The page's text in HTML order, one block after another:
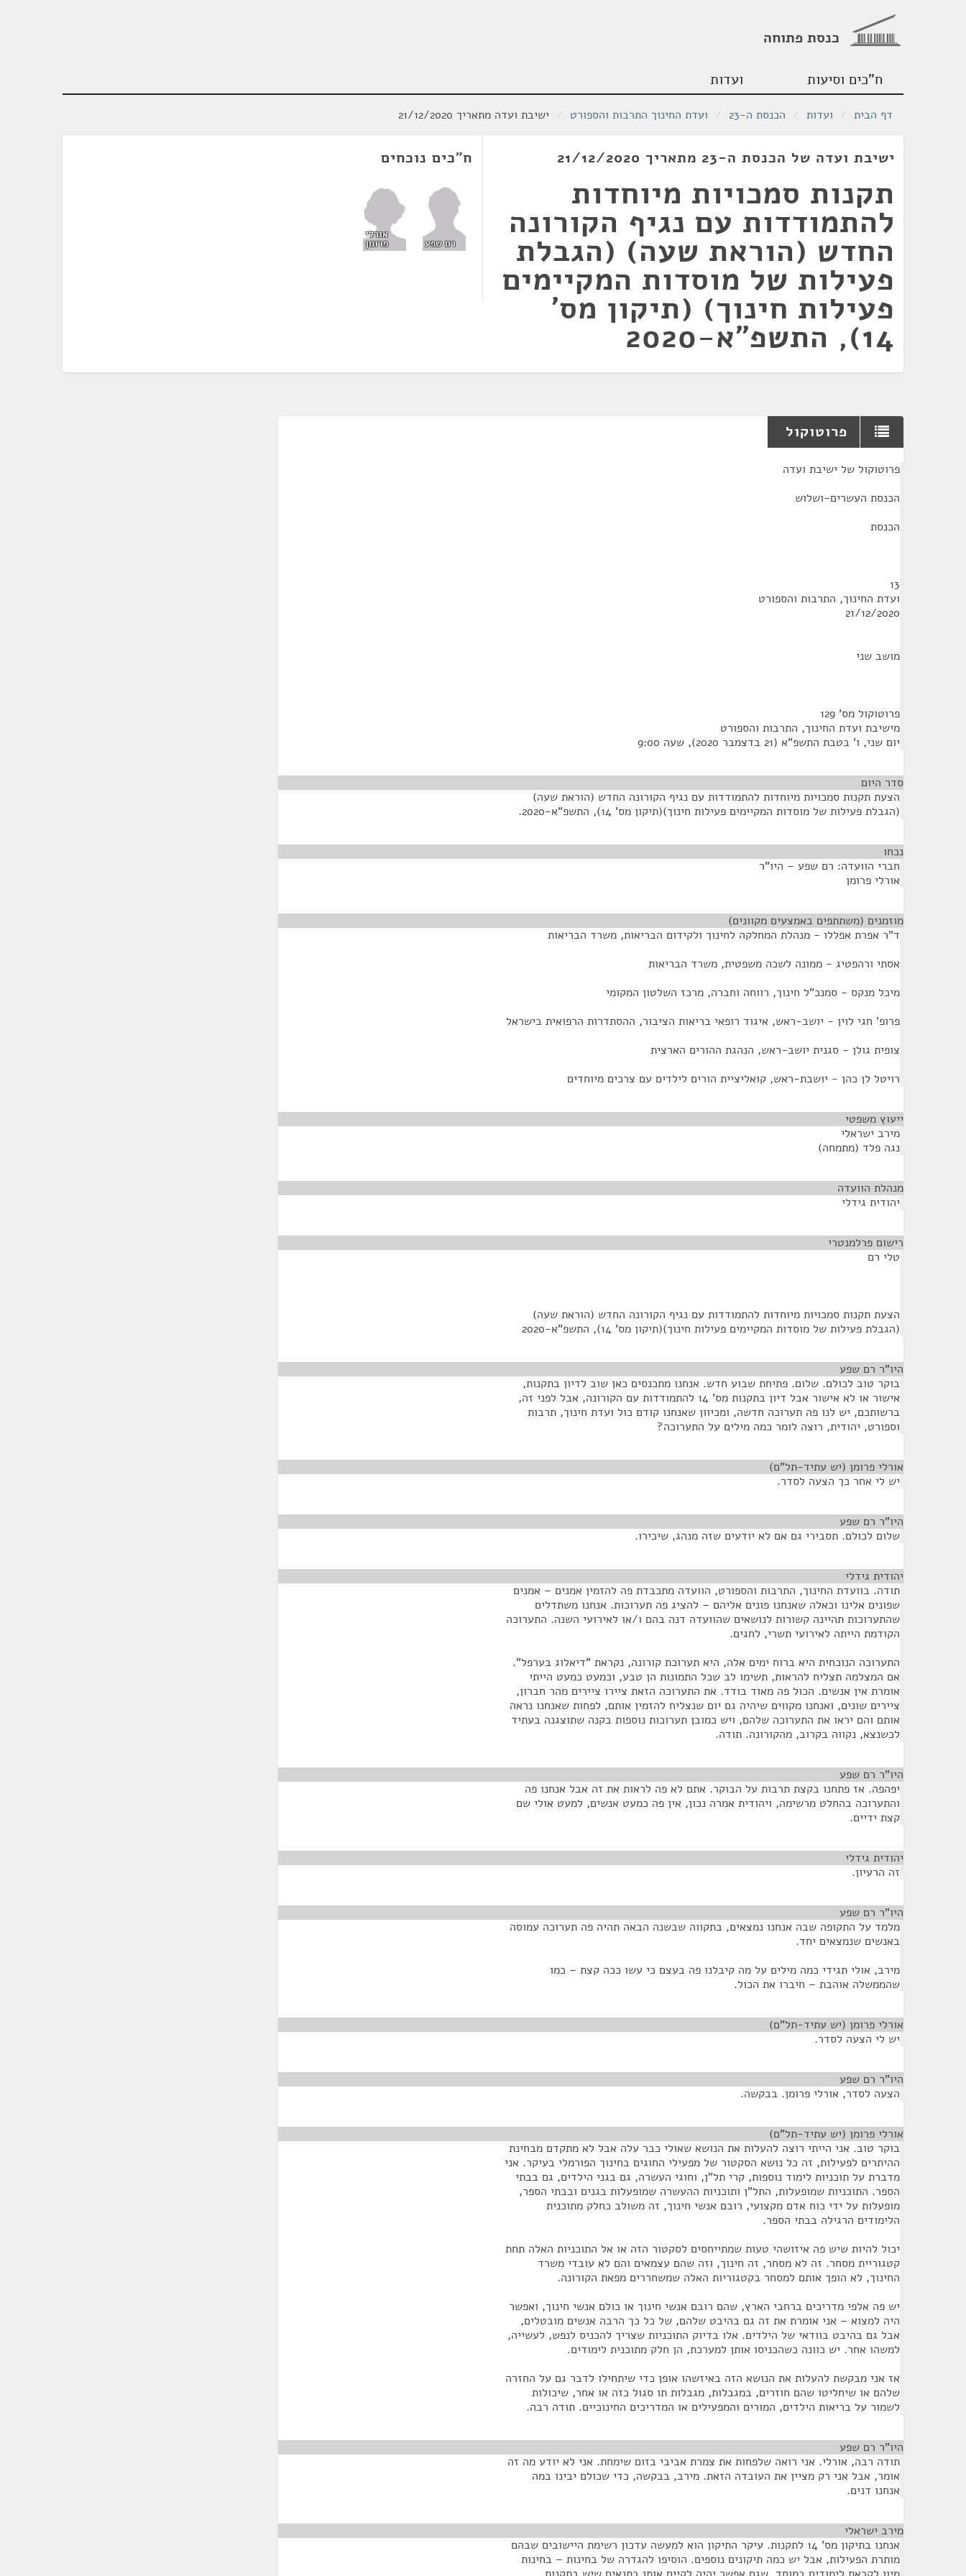
כנסת פתוחה
ח"כים וסיעות ועדות
דף הבית / ועדות / הכנסת ה-23 / ועדת החינוך התרבות והספורט / ישיבת ועדה מתאריך 21/12/2020
ישיבת ועדה של הכנסת ה-23 מתאריך 21/12/2020
תקנות סמכויות מיוחדות
להתמודדות עם נגיף הקורונה
החדש (הוראת שעה) (הגבלת
פעילות של מוסדות המקיימים
פעילות חינוך) (תיקון מס'
14), התשפ"א-2020
ח"כים נוכחים
רם שפע
אורלי
פרומן
פרוטוקול
פרוטוקול של ישיבת ועדה
הכנסת העשרים-ושלוש
הכנסת
13
ועדת החינוך, התרבות והספורט
21/12/2020
מושב שני
פרוטוקול מס' 129
מישיבת ועדת החינוך, התרבות והספורט
יום שני, ו' בטבת התשפ"א (21 בדצמבר 2020), שעה 9:00
סדר היום
הצעת תקנות סמכויות מיוחדות להתמודדות עם נגיף הקורונה החדש (הוראת שעה)
(הגבלת פעילות של מוסדות המקיימים פעילות חינוך)(תיקון מס' 14), התשפ"א-2020.
נכחו
חברי הוועדה: רם שפע – היו"ר
אורלי פרומן
מוזמנים (משתתפים באמצעים מקוונים)
ד"ר אפרת אפללו - מנהלת המחלקה לחינוך ולקידום הבריאות, משרד הבריאות
אסתי ורהפטיג - ממונה לשכה משפטית, משרד הבריאות
מיכל מנקס - סמנכ"ל חינוך, רווחה וחברה, מרכז השלטון המקומי
פרופ' חגי לוין - יושב-ראש, איגוד רופאי בריאות הציבור, ההסתדרות הרפואית בישראל
צופית גולן - סגנית יושב-ראש, הנהגת ההורים הארצית
רויטל לן כהן - יושבת-ראש, קואליציית הורים לילדים עם צרכים מיוחדים
ייעוץ משפטי
מירב ישראלי
נגה פלד (מתמחה)
מנהלת הוועדה
יהודית גידלי
רישום פרלמנטרי
טלי רם
הצעת תקנות סמכויות מיוחדות להתמודדות עם נגיף הקורונה החדש (הוראת שעה)
(הגבלת פעילות של מוסדות המקיימים פעילות חינוך)(תיקון מס' 14), התשפ"א-2020
היו"ר רם שפע
בוקר טוב לכולם. שלום. פתיחת שבוע חדש. אנחנו מתכנסים כאן שוב לדיון בתקנות,
אישור או לא אישור אבל דיון בתקנות מס' 14 להתמודדות עם הקורונה, אבל לפני זה,
ברשותכם, יש לנו פה תערוכה חדשה, ומכיוון שאנחנו קודם כול ועדת חינוך, תרבות
וספורט, יהודית, רוצה לומר כמה מילים על התערוכה?
אורלי פרומן (יש עתיד-תל"ם)
יש לי אחר כך הצעה לסדר.
היו"ר רם שפע
שלום לכולם. תסבירי גם אם לא יודעים שזה מנהג, שיכירו.
יהודית גידלי
תודה. בוועדת החינוך, התרבות והספורט, הוועדה מתכבדת פה להזמין אמנים – אמנים
שפונים אלינו וכאלה שאנחנו פונים אליהם – להציג פה תערוכות. אנחנו משתדלים
שהתערוכות תהיינה קשורות לנושאים שהוועדה דנה בהם ו/או לאירועי השנה. התערוכה
הקודמת הייתה לאירועי תשרי, לחגים.
התערוכה הנוכחית היא ברוח ימים אלה, היא תערוכת קורונה, נקראת "דיאלוג בערפל".
אם המצלמה תצליח להראות, תשימו לב שכל התמונות הן טבע, וכמעט כמעט הייתי
אומרת אין אנשים. הכול פה מאוד בודד. את התערוכה הזאת ציירו ציירים מהר חברון,
ציירים שונים, ואנחנו מקווים שיהיה גם יום שנצליח להזמין אותם, לפחות שאנחנו נראה
אותם והם יראו את התערוכה שלהם, ויש כמובן תערוכות נוספות בקנה שתוצגנה בעתיד
לכשנצא, נקווה בקרוב, מהקורונה. תודה.
היו"ר רם שפע
יפהפה. אז פתחנו בקצת תרבות על הבוקר. אתם לא פה לראות את זה אבל אנחנו פה
והתערוכה בהחלט מרשימה, ויהודית אמרה נכון, אין פה כמעט אנשים, למעט אולי שם
קצת ידיים.
יהודית גידלי
זה הרעיון.
היו"ר רם שפע
מלמד על התקופה שבה אנחנו נמצאים, בתקווה שבשנה הבאה תהיה פה תערוכה עמוסה
באנשים שנמצאים יחד.
מירב, אולי תגידי כמה מילים על מה קיבלנו פה בעצם כי עשו ככה קצת – כמו
שהממשלה אוהבת – חיברו את הכול.
אורלי פרומן (יש עתיד-תל"ם)
יש לי הצעה לסדר.
היו"ר רם שפע
הצעה לסדר, אורלי פרומן. בבקשה.
אורלי פרומן (יש עתיד-תל"ם)
בוקר טוב. אני הייתי רוצה להעלות את הנושא שאולי כבר עלה אבל לא מתקדם מבחינת
ההיתרים לפעילות, זה כל נושא הסקטור של מפעילי החוגים בחינוך הפורמלי בעיקר. אני
מדברת על תוכניות לימוד נוספות, קרי תל"ן, וחוגי העשרה, גם בגני הילדים, גם בבתי
הספר. התוכניות שמופעלות, התל"ן ותוכניות ההעשרה שמופעלות בגנים ובבתי הספר,
מופעלות על ידי כוח אדם מקצועי, רובם אנשי חינוך, זה משולב כחלק מתוכנית
הלימודים הרגילה בבתי הספר.
יכול להיות שיש פה איזושהי טעות שמתייחסים לסקטור הזה או אל התוכניות האלה תחת
קטגוריית מסחר. זה לא מסחר, זה חינוך, וזה שהם עצמאים והם לא עובדי משרד
החינוך, לא הופך אותם למסחר בקטגוריות האלה שמשחררים מפאת הקורונה.
יש פה אלפי מדריכים ברחבי הארץ, שהם רובם אנשי חינוך או כולם אנשי חינוך, ואפשר
היה למצוא – אני אומרת את זה גם בהיבט שלהם, של כל כך הרבה אנשים מובטלים,
אבל גם בהיבט בוודאי של הילדים. אלו בדיוק התוכניות שצריך להכניס לנפש, לעשייה,
למשהו אחר. יש כוונה כשהכניסו אותן למערכת, הן חלק מתוכנית לימודים.
אז אני מבקשת להעלות את הנושא הזה באיזשהו אופן כדי שיתחילו לדבר גם על החזרה
שלהם או שיחליטו שהם חוזרים, במגבלות, מגבלות תו סגול כזה או אחר, שיכולות
לשמור על בריאות הילדים, המורים והמפעילים או המדריכים החינוכיים. תודה רבה.
היו"ר רם שפע
תודה רבה, אורלי. אני רואה שלפחות את צמרת אביבי בזום שימחת. אני לא יודע מה זה
אומר, אבל אני רק מציין את העובדה הזאת. מירב, בבקשה, כדי שכולם יבינו במה
אנחנו דנים.
מירב ישראלי
אנחנו בתיקון מס' 14 לתקנות. עיקר התיקון הוא למעשה עדכון רשימת היישובים שבהם
מותרת הפעילות, אבל יש כמה תיקונים נוספים. הוסיפו להגדרה של בחינות – בחינות